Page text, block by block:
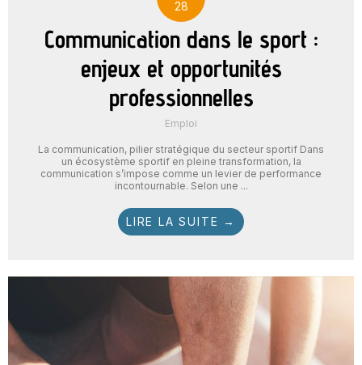
28
Communication dans le sport :
enjeux et opportunités
professionnelles
Emploi
La communication, pilier stratégique du secteur sportif Dans
un écosystème sportif en pleine transformation, la
communication s’impose comme un levier de performance
incontournable. Selon une ...
LIRE LA SUITE →